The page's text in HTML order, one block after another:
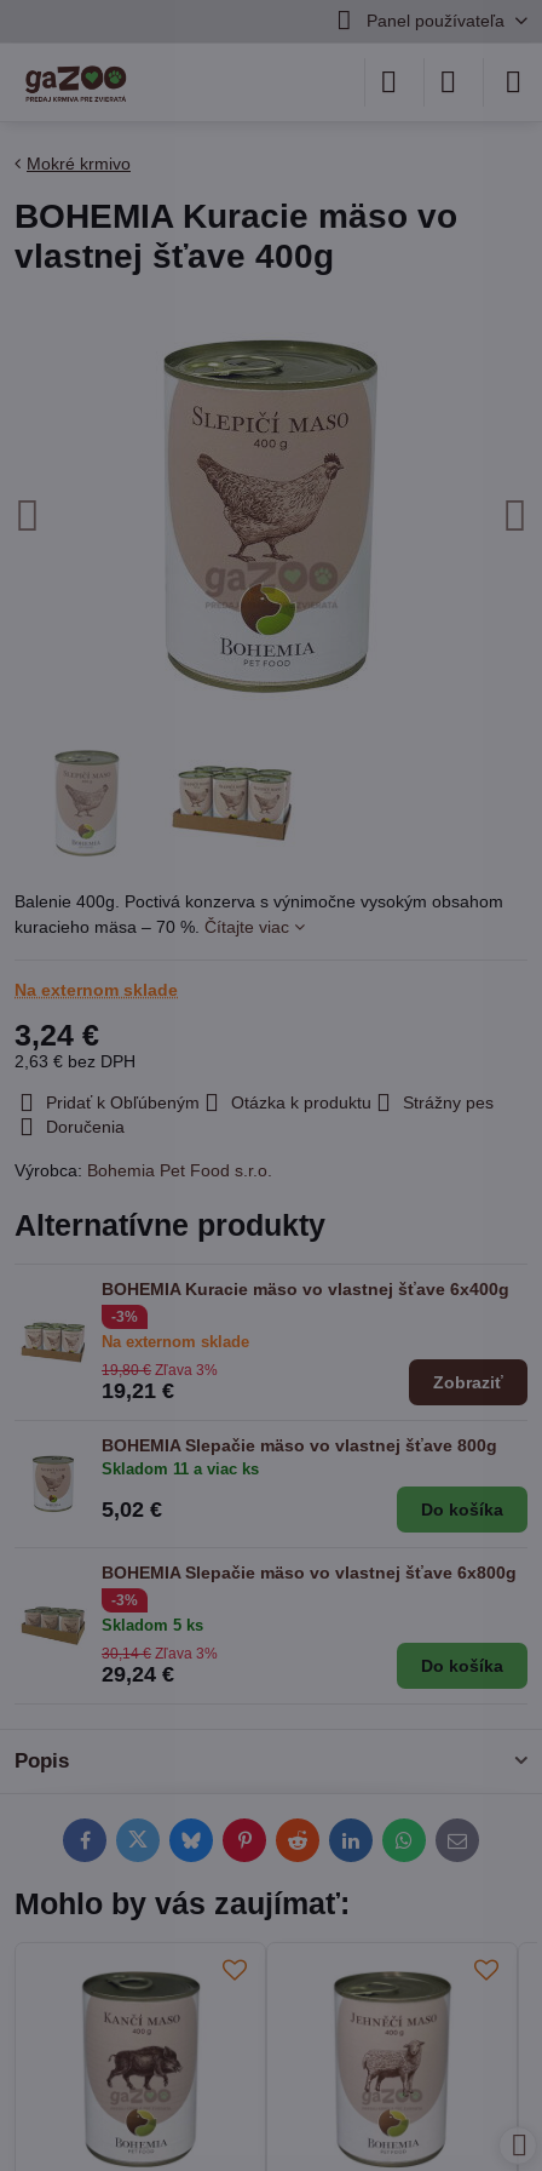
Panel používateľa
Mokré krmivo
BOHEMIA Kuracie mäso vo
vlastnej šťave 400g
Balenie 400g. Poctivá konzerva s výnimočne vysokým obsahom
kuracieho mäsa – 70 %. Čítajte viac
Na externom sklade
3,24 €
2,63 € bez DPH
Pridať k Obľúbeným Otázka k produktu
Strážny pes
Doručenia
Výrobca: Bohemia Pet Food s.r.o.
Popis
FacebookTwitterBlueskyPinterestRedditLinkedInWhatsApp
E-
mail
Alternatívne produkty
BOHEMIA Kuracie mäso vo vlastnej šťave 6x400g
-3%
Na externom sklade
19,21 €
19,80 € Zľava 3%
Zobraziť
BOHEMIA Slepačie mäso vo vlastnej šťave 800g
Skladom 11 a viac ks
5,02 € Do košíka
BOHEMIA Slepačie mäso vo vlastnej šťave 6x800g
-3%
Skladom 5 ks
29,24 €
30,14 € Zľava 3%
Do košíka
Mohlo by vás zaujímať: